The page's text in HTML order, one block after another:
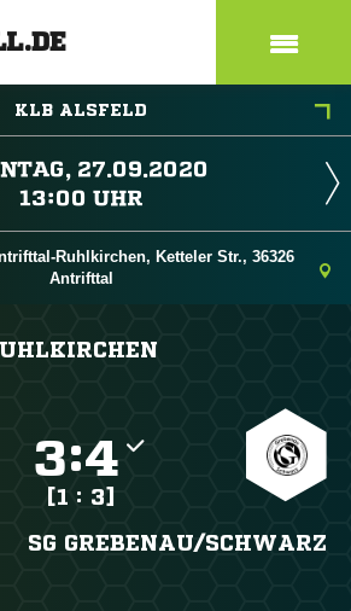
KLB ALSFELD

 
Ruhlkirchen, Ketteler Str., 36326
Antrifttal
:
[1 : 3]
SG GREBENAU/​SCHWARZ